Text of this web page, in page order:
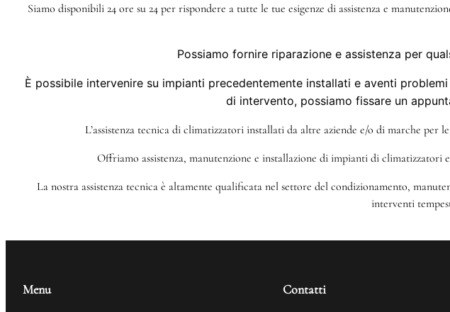
Siamo disponibili 24 ore su 24 per rispondere a tutte le tue esigenze di assistenza e
Possiamo fornire riparazione e assistenza per
È possibile intervenire su impianti precedentemente installati e aventi
di intervento, possiamo fissare un
L’assistenza tecnica di climatizzatori installati da altre aziende e/o di marche per
Offriamo assistenza, manutenzione e installazione di impianti di
La nostra assistenza tecnica è altamente qualificata nel settore del condizionamento,
interventi
Menu Contatti